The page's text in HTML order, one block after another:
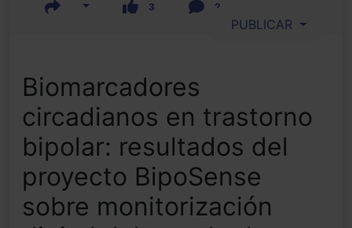
3 2
PUBLICAR
Biomarcadores
circadianos en trastorno
bipolar: resultados del
proyecto BipoSense
sobre monitorización